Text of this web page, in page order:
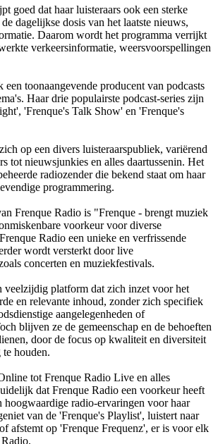
goed dat haar luisteraars ook een sterke
dagelijkse dosis van het laatste nieuws,
Daarom wordt het programma verrijkt
verkeersinformatie, weersvoorspellingen
een toonaangevende producent van podcasts
Haar drie populairste podcast-series zijn
'Frenque's Talk Show' en 'Frenque's
op een divers luisteraarspubliek, variërend
tot nieuwsjunkies en alles daartussenin. Het
radiozender die bekend staat om haar
programmering.
Frenque Radio is "Frenque - brengt muziek
voorkeur voor diverse
Radio een unieke en verfrissende
wordt versterkt door live
concerten en muziekfestivals.
veelzijdig platform dat zich inzet voor het
en relevante inhoud, zonder zich specifiek
aangelegenheden of
blijven ze de gemeenschap en de behoeften
door de focus op kwaliteit en diversiteit
houden.
tot Frenque Radio Live en alles
dat Frenque Radio een voorkeur heeft
hoogwaardige radio-ervaringen voor haar
van de 'Frenque's Playlist', luistert naar
afstemt op 'Frenque Frequenz', er is voor elk